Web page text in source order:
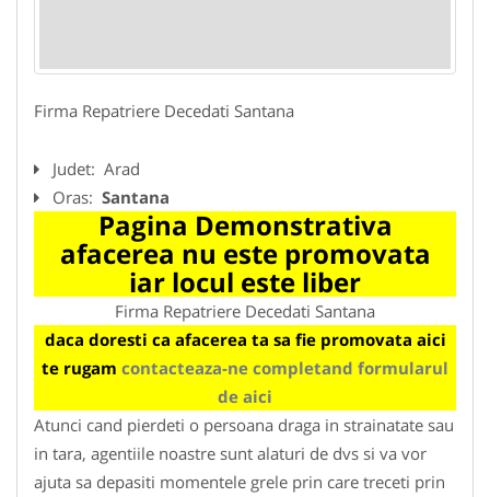
Firma Repatriere Decedati Santana
Judet: Arad
Oras: Santana
Pagina Demonstrativa
afacerea nu este promovata
iar locul este liber
Firma Repatriere Decedati Santana
daca doresti ca afacerea ta sa fie promovata aici
te rugam contacteaza-ne completand formularul
de aici
Atunci cand pierdeti o persoana draga in strainatate sau
in tara, agentiile noastre sunt alaturi de dvs si va vor
ajuta sa depasiti momentele grele prin care treceti prin